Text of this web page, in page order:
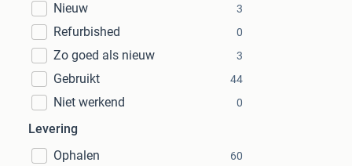
Nieuw
3
Refurbished 0
Zo goed als nieuw 3
Gebruikt 44
Niet werkend 0
Levering
Ophalen
60